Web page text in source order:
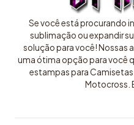
Se você está procurando
sublimação ou expandir
solução para você! Nossas
uma ótima opção para você
estampas para
Motocross.